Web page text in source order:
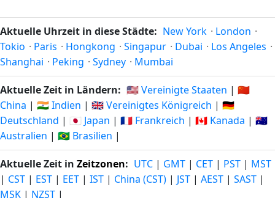
Aktuelle Uhrzeit in diese Städte: New York · London ·
Tokio · Paris · Hongkong · Singapur · Dubai · Los Angeles ·
Shanghai · Peking · Sydney · Mumbai
Aktuelle Zeit in Ländern: 🇺🇸 Vereinigte Staaten | 🇨🇳
China | 🇮🇳 Indien | 🇬🇧 Vereinigtes Königreich | 🇩🇪
Deutschland | 🇯🇵 Japan | 🇫🇷 Frankreich | 🇨🇦 Kanada | 🇦🇺
Australien | 🇧🇷 Brasilien |
Aktuelle Zeit in Zeitzonen: UTC | GMT | CET | PST | MST
| CST | EST | EET | IST | China (CST) | JST | AEST | SAST |
MSK | NZST |